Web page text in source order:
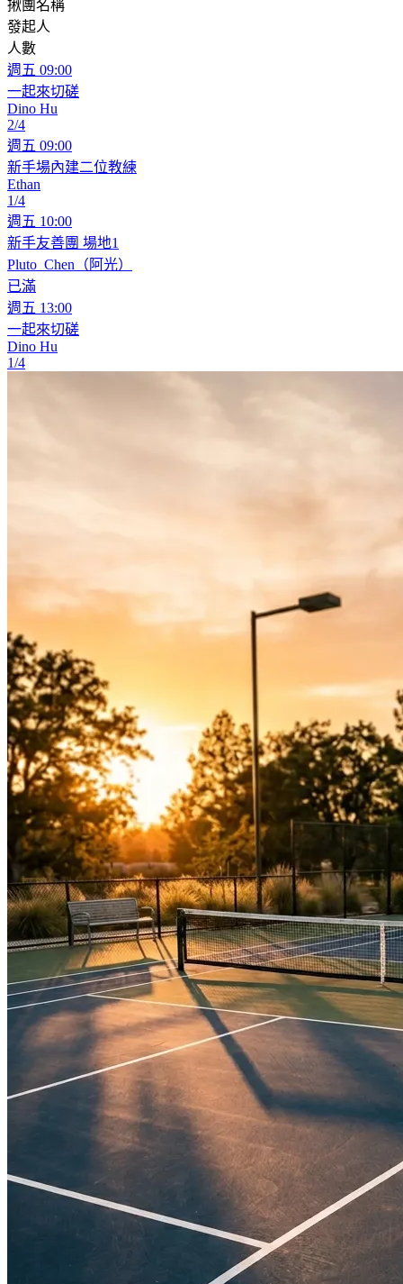
揪團名稱
發起人
人數
週五 09:00
一起來切磋
Dino Hu
2/4
週五 09:00
新手場內建二位教練
Ethan
1/4
週五 10:00
新手友善團 場地1
Pluto_Chen（阿光）
已滿
週五 13:00
一起來切磋
Dino Hu
1/4